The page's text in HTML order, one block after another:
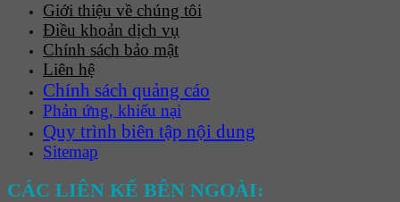
Giới thiệu về chúng tôi
Điều khoản dịch vụ
Chính sách bảo mật
Liên hệ
Chính sách quảng cáo
Phản ứng, khiếu nại
Quy trình biên tập nội dung
Sitemap
CÁC LIÊN KẾ BÊN NGOÀI: